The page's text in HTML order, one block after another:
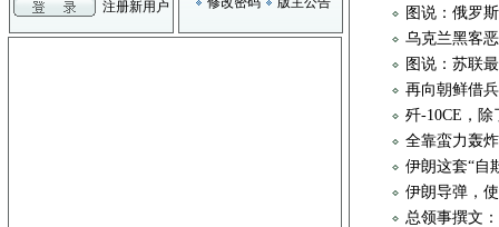
注册新用户
图说：俄罗
乌克兰黑客
图说：苏联
再向朝鲜借
歼-10CE，
全靠蛮力轰
伊朗这套“自
伊朗导弹，
总领事撰文